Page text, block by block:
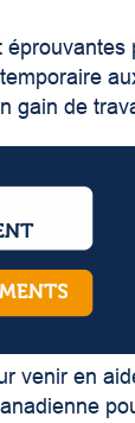
gain de
venir en